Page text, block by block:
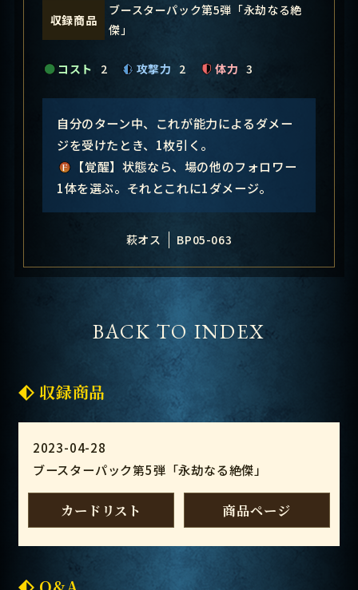
収録商品
ブースターパック第5弾「永劫なる絶
傑」
コスト 2 攻撃力 2 体力 3
自分のターン中、これが能力によるダメー
ジを受けたとき、1枚引く。
【覚醒】状態なら、場の他のフォロワー
1体を選ぶ。それとこれに1ダメージ。
萩オス BP05-063
BACK TO INDEX
収録商品
2023-04-28
ブースターパック第5弾「永劫なる絶傑」
カードリスト 商品ページ